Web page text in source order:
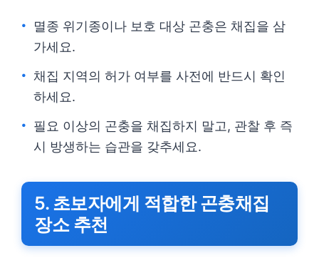
멸종 위기종이나 보호 대상 곤충은 채집을 삼
가세요.
채집 지역의 허가 여부를 사전에 반드시 확인
하세요.
필요 이상의 곤충을 채집하지 말고, 관찰 후 즉
시 방생하는 습관을 갖추세요.
5. 초보자에게 적합한 곤충채집
장소 추천